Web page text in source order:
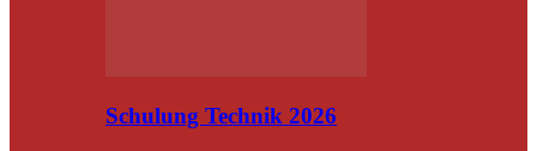
Schulung Technik 2026